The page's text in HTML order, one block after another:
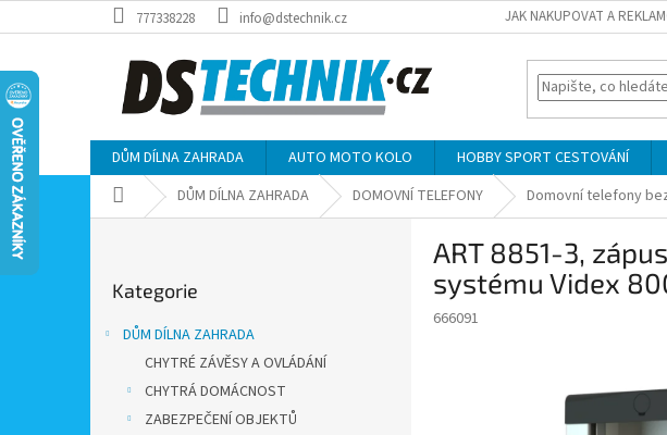
na
777338228 info@dstechnik.cz JAK NAKUPOVAT A
DŮM DÍLNA ZAHRADA AUTO MOTO KOLO HOBBY SPORT CESTOVÁNÍ
Domů DŮM DÍLNA ZAHRADA DOMOVNÍ TELEFONY Domovní telefony
kategorie
Kategorie
DŮM DÍLNA ZAHRADA
CHYTRÉ ZÁVĚSY A OVLÁDÁNÍ
CHYTRÁ DOMÁCNOST
ZABEZPEČENÍ OBJEKTŮ
ART 8851-3,
systému Videx
666091